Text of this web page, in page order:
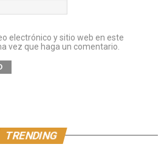
electrónico y sitio web en este
vez que haga un comentario.
TRENDING